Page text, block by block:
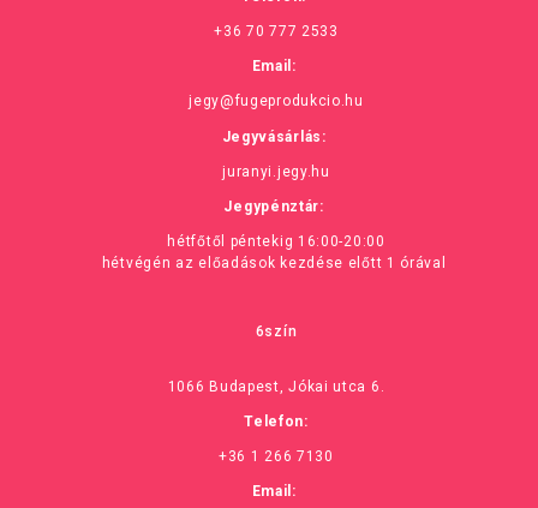
+36 70 777 2533
Email:
jegy@fugeprodukcio.hu
Jegyvásárlás:
juranyi.jegy.hu
Jegypénztár:
hétfőtől péntekig 16:00-20:00
hétvégén az előadások kezdése előtt 1 órával
6szín
1066 Budapest, Jókai utca 6.
Telefon:
+36 1 266 7130
Email: